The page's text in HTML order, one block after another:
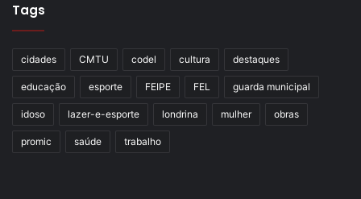
Tags
cidades CMTU codel cultura destaques
educação esporte FEIPE FEL guarda municipal
idoso lazer-e-esporte londrina mulher obras
promic saúde trabalho